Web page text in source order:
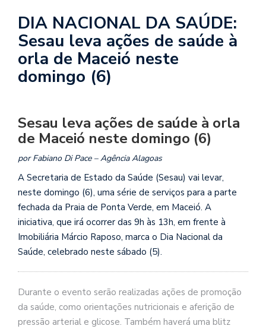
DIA NACIONAL DA SAÚDE:
Sesau leva ações de saúde à
orla de Maceió neste
domingo (6)
Sesau leva ações de saúde à orla
de Maceió neste domingo (6)
por Fabiano Di Pace – Agência Alagoas
A Secretaria de Estado da Saúde (Sesau) vai levar,
neste domingo (6), uma série de serviços para a parte
fechada da Praia de Ponta Verde, em Maceió. A
iniciativa, que irá ocorrer das 9h às 13h, em frente à
Imobiliária Márcio Raposo, marca o Dia Nacional da
Saúde, celebrado neste sábado (5).
Durante o evento serão realizadas ações de promoção
da saúde, como orientações nutricionais e aferição de
pressão arterial e glicose. Também haverá uma blitz